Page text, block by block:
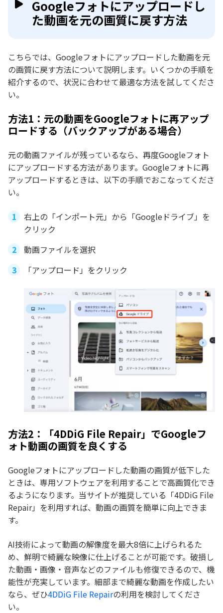
Googleフォトにアップロードし
た動画を元の画質に戻す方法
こちらでは、Googleフォトにアップロードした動画を元
の画質に戻す方法について説明します。いくつかの手順を
紹介するので、状況に合わせて最適な方法を試してくださ
い。
方法1：元の動画をGoogleフォトに再アップ
ロードする（バックアップがある場合）
元の動画ファイルが残っているなら、再度Googleフォト
にアップロードする方法があります。Googleフォトに再
アップロードするときは、以下の手順でおこなってくださ
い。
右上の「インポート元」から「Googleドライブ」を
クリック
動画ファイルを選択
「アップロード」をクリック
方法2：「4DDiG File Repair」でGoogleフ
ォト動画の画質を良くする
Googleフォトにアップロードした動画の画質が低下した
ときは、専用ソフトウェアを利用することで高画質化でき
るようになります。当サイトが推奨している「4DDiG File
Repair」を利用すれば、動画の画質を簡単に向上できま
す。
AI技術によって動画の解像度を最大8倍に上げられるた
め、鮮明で綺麗な映像に仕上げることが可能です。破損し
た動画・画像・音声などのファイルも修復できるので、機
能性が充実しています。細部まで綺麗な動画を作成したい
なら、ぜひ4DDiG File Repairの利用を検討してくださ
い。